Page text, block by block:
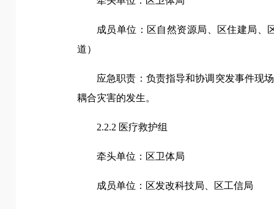
成员单位：区自然资源局、区住建局、
道）
应急职责：负责指导和协调突发事件现
耦合灾害的发生。
2.2.2 医疗救护组
牵头单位：区卫体局
成员单位：区发改科技局、区工信局